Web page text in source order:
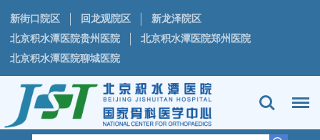
新街口院区 回龙观院区
新龙泽院区
北京积水潭医院贵州医院
北京积水潭医院郑州医院
北京积水潭医院聊城医院